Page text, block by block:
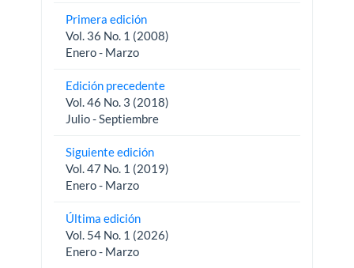
Primera edición
Vol. 36 No. 1 (2008)
Enero - Marzo
Edición precedente
Vol. 46 No. 3 (2018)
Julio - Septiembre
Siguiente edición
Vol. 47 No. 1 (2019)
Enero - Marzo
Última edición
Vol. 54 No. 1 (2026)
Enero - Marzo